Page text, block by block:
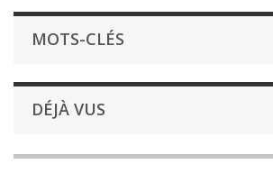
MOTS-CLÉS
DÉJÀ VUS